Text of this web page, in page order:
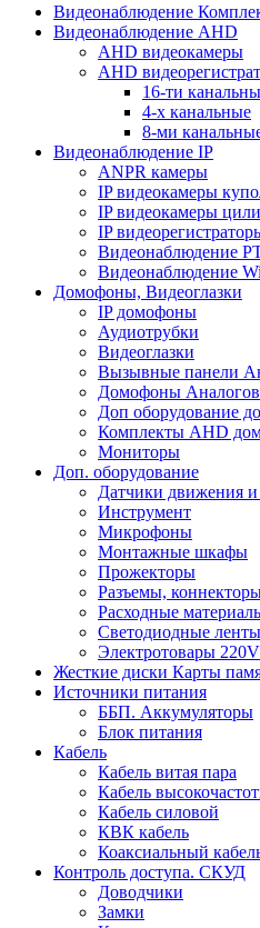
Видеонаблюдение
Видеонаблюдение AHD
AHD видеокамеры
AHD
16-ти
4-х канальные
8-ми
Видеонаблюдение IP
ANPR камеры
IP видеокамеры
IP видеокамеры
IP
Видеонаблюдение
Видеонаблюдение
Домофоны, Видеоглазки
IP домофоны
Аудиотрубки
Видеоглазки
Вызывные панели
Домофоны
Доп оборудование
Комплекты AHD
Мониторы
Доп. оборудование
Датчики движения и
Инструмент
Микрофоны
Монтажные шкафы
Прожекторы
Разъемы,
Расходные
Светодиодные ленты
Электротовары 220V
Жесткие диски Карты
Источники питания
ББП. Аккумуляторы
Блок питания
Кабель
Кабель витая пара
Кабель
Кабель силовой
КВК кабель
Коаксиальный
Контроль доступа. СКУД
Доводчики
Замки